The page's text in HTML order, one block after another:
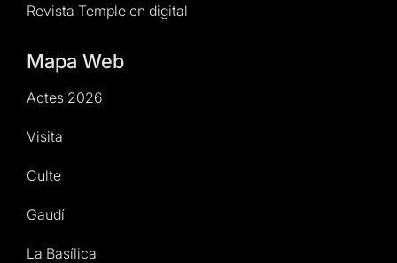
Revista Temple en digital
Mapa Web
Actes 2026
Visita
Culte
Gaudí
La Basílica